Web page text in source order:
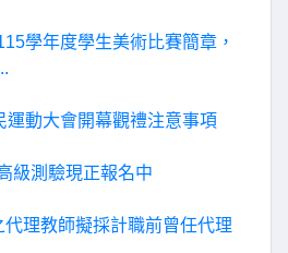
學年度學生美術比賽簡章，
運動大會開幕觀禮注意事項
級測驗現正報名中
理教師擬採計職前曾任代理